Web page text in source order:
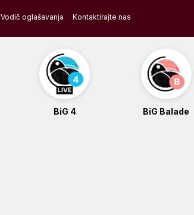
Vodič oglašavanja Kontaktirajte nas
BiG 4 BiG Balade